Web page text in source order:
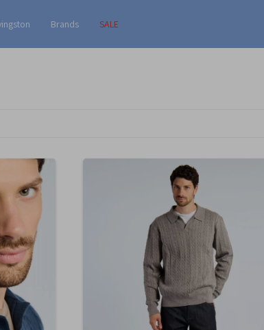
Brands SALE